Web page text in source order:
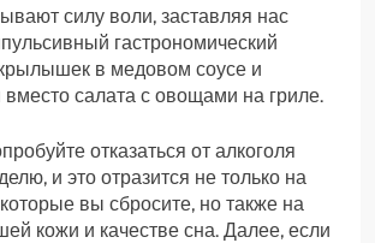
силу воли, заставляя нас
гастрономический
в медовом соусе и
салата с овощами на гриле.
отказаться от алкоголя
и это отразится не только на
вы сбросите, но также на
кожи и качестве сна. Далее, если